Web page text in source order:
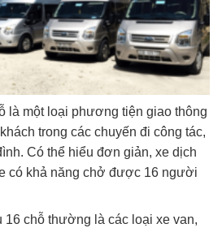
là một loại phương tiện giao thông
trong các chuyến đi công tác,
Có thể hiểu đơn giản, xe dịch
có khả năng chở được 16 người
16 chỗ thường là các loại xe van,